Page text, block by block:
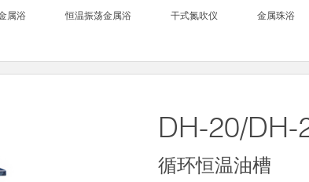
属浴 恒温振荡金属浴 干式氮吹仪 金属珠浴
DH-20/DH-
循环恒温油槽